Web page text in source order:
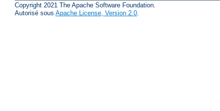
Copyright 2021 The Apache Software Foundation.
Autorisé sous Apache License, Version 2.0.